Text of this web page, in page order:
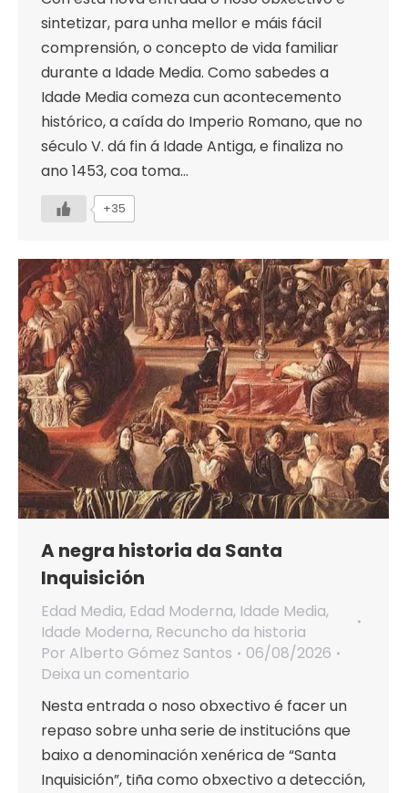
sintetizar, para unha mellor e máis fácil
comprensión, o concepto de vida familiar
durante a Idade Media. Como sabedes a
Idade Media comeza cun acontecemento
histórico, a caída do Imperio Romano, que no
século V. dá fin á Idade Antiga, e finaliza no
ano 1453, coa toma…
+35
A negra historia da Santa
Inquisición
Edad Media, Edad Moderna, Idade Media,
Idade Moderna, Recuncho da historia
Por Alberto Gómez Santos
06/08/2026
Deixa un comentario
Nesta entrada o noso obxectivo é facer un
repaso sobre unha serie de institucións que
baixo a denominación xenérica de “Santa
Inquisición”, tiña como obxectivo a detección,